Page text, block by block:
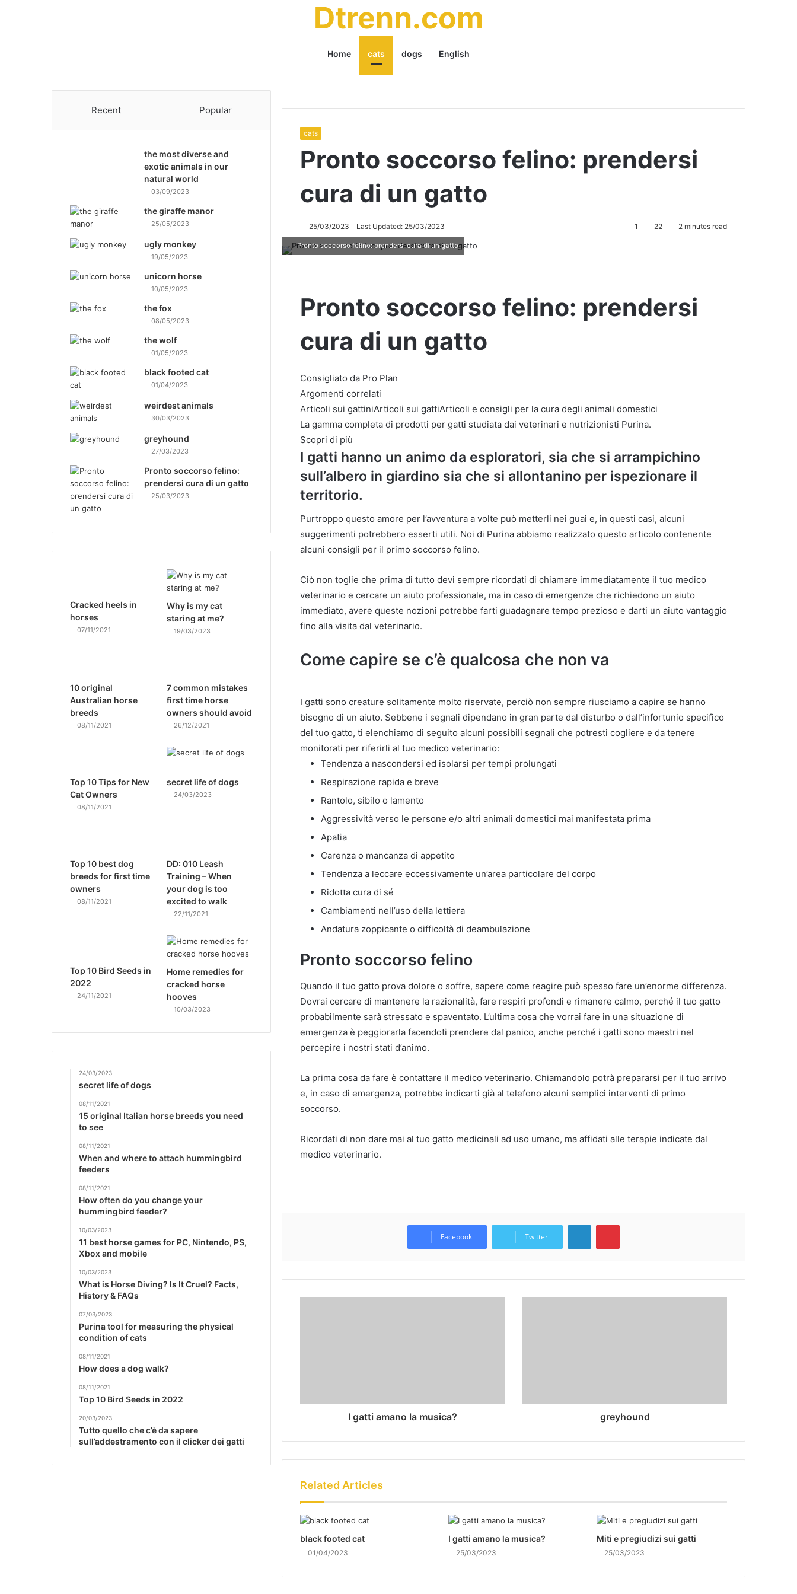
Dtrenn.com
Home cats dogs English
cats
Pronto soccorso felino: prendersi
cura di un gatto
25/03/2023 Last Updated: 25/03/2023 1 22 2 minutes read
Pronto soccorso felino: prendersi cura di un gatto
Pronto soccorso felino: prendersi
cura di un gatto
Consigliato da Pro Plan
Argomenti correlati
Articoli sui gattiniArticoli sui gattiArticoli e consigli per la cura degli animali domestici
La gamma completa di prodotti per gatti studiata dai veterinari e nutrizionisti Purina.
Scopri di più
I gatti hanno un animo da esploratori, sia che si arrampichino
sull’albero in giardino sia che si allontanino per ispezionare il
territorio.
Purtroppo questo amore per l’avventura a volte può metterli nei guai e, in questi casi, alcuni
suggerimenti potrebbero esserti utili. Noi di Purina abbiamo realizzato questo articolo contenente
alcuni consigli per il primo soccorso felino.
Ciò non toglie che prima di tutto devi sempre ricordati di chiamare immediatamente il tuo medico
veterinario e cercare un aiuto professionale, ma in caso di emergenze che richiedono un aiuto
immediato, avere queste nozioni potrebbe farti guadagnare tempo prezioso e darti un aiuto vantaggio
fino alla visita dal veterinario.
Come capire se c’è qualcosa che non va
I gatti sono creature solitamente molto riservate, perciò non sempre riusciamo a capire se hanno
bisogno di un aiuto. Sebbene i segnali dipendano in gran parte dal disturbo o dall’infortunio specifico
del tuo gatto, ti elenchiamo di seguito alcuni possibili segnali che potresti cogliere e da tenere
monitorati per riferirli al tuo medico veterinario:
Tendenza a nascondersi ed isolarsi per tempi prolungati
Respirazione rapida e breve
Rantolo, sibilo o lamento
Aggressività verso le persone e/o altri animali domestici mai manifestata prima
Apatia
Carenza o mancanza di appetito
Tendenza a leccare eccessivamente un’area particolare del corpo
Ridotta cura di sé
Cambiamenti nell’uso della lettiera
Andatura zoppicante o difficoltà di deambulazione
Pronto soccorso felino
Quando il tuo gatto prova dolore o soffre, sapere come reagire può spesso fare un’enorme differenza.
Dovrai cercare di mantenere la razionalità, fare respiri profondi e rimanere calmo, perché il tuo gatto
probabilmente sarà stressato e spaventato. L’ultima cosa che vorrai fare in una situazione di
emergenza è peggiorarla facendoti prendere dal panico, anche perché i gatti sono maestri nel
percepire i nostri stati d’animo.
La prima cosa da fare è contattare il medico veterinario. Chiamandolo potrà prepararsi per il tuo arrivo
e, in caso di emergenza, potrebbe indicarti già al telefono alcuni semplici interventi di primo
soccorso.
Ricordati di non dare mai al tuo gatto medicinali ad uso umano, ma affidati alle terapie indicate dal
medico veterinario.
Facebook Twitter
I gatti amano la musica? greyhound
Related Articles
black footed cat
01/04/2023
I gatti amano la musica?
25/03/2023
Miti e pregiudizi sui gatti
25/03/2023
Recent Popular
the most diverse and
exotic animals in our
natural world
03/09/2023
the giraffe manor
25/05/2023
ugly monkey
19/05/2023
unicorn horse
10/05/2023
the fox
08/05/2023
the wolf
01/05/2023
black footed cat
01/04/2023
weirdest animals
30/03/2023
greyhound
27/03/2023
Pronto soccorso felino:
prendersi cura di un gatto
25/03/2023
Cracked heels in
horses
07/11/2021
Why is my cat
staring at me?
19/03/2023
10 original
Australian horse
breeds
08/11/2021
7 common mistakes
first time horse
owners should avoid
26/12/2021
Top 10 Tips for New
Cat Owners
08/11/2021
secret life of dogs
24/03/2023
Top 10 best dog
breeds for first time
owners
08/11/2021
DD: 010 Leash
Training – When
your dog is too
excited to walk
22/11/2021
Top 10 Bird Seeds in
2022
24/11/2021
Home remedies for
cracked horse
hooves
10/03/2023
24/03/2023
secret life of dogs
08/11/2021
15 original Italian horse breeds you need
to see
08/11/2021
When and where to attach hummingbird
feeders
08/11/2021
How often do you change your
hummingbird feeder?
10/03/2023
11 best horse games for PC, Nintendo, PS,
Xbox and mobile
10/03/2023
What is Horse Diving? Is It Cruel? Facts,
History & FAQs
07/03/2023
Purina tool for measuring the physical
condition of cats
08/11/2021
How does a dog walk?
08/11/2021
Top 10 Bird Seeds in 2022
20/03/2023
Tutto quello che c’è da sapere
sull’addestramento con il clicker dei gatti